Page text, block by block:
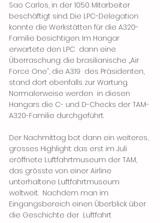
Sao Carlos, in der 1050 Mitarbeiter
beschäftigt sind. Die LPC-Delegation
konnte die Werkstätten für die A320-
Familie besichtigen. Im Hangar
erwartete den LPC  dann eine
Überraschung: die brasilianische „Air
Force One“, die A319  des Präsidenten,
stand dort ebenfalls zur Wartung.
Normalerweise werden  in diesen
Hangars die C- und D-Checks der TAM-
A320-Familie durchgeführt.
Der Nachmittag bot dann ein weiteres,
grosses Highlight: das erst im Juli
eröffnete Luftfahrtmuseum der TAM,
das grösste von einer Airline
unterhaltene Luftfahrtmuseum
weltweit.  Nachdem man im
Eingangsbereich einen Überblick über
die Geschichte der  Luftfahrt